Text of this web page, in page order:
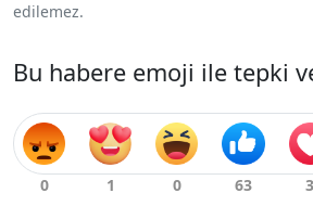
edilemez.
Bu habere emoji ile tepki